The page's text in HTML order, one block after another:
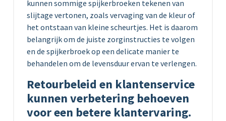
kunnen sommige spijkerbroeken tekenen van
slijtage vertonen, zoals vervaging van de kleur of
het ontstaan van kleine scheurtjes. Het is daarom
belangrijk om de juiste zorginstructies te volgen
en de spijkerbroek op een delicate manier te
behandelen om de levensduur ervan te verlengen.
Retourbeleid en klantenservice
kunnen verbetering behoeven
voor een betere klantervaring.